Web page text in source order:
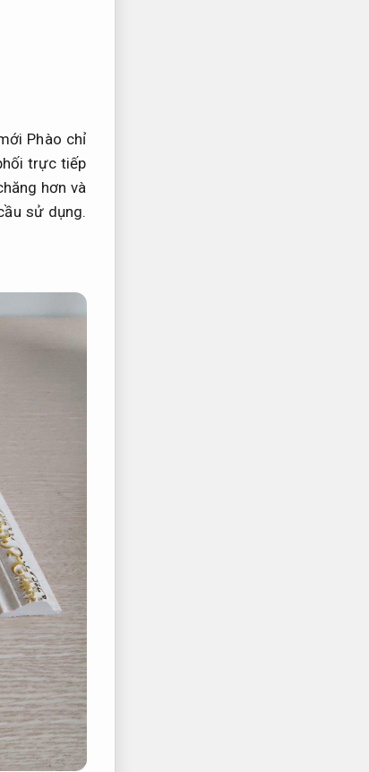
Phào chỉ
trực tiếp
hơn và
sử dụng.